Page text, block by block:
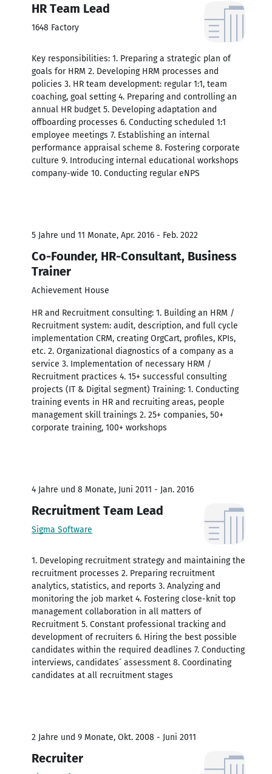
HR Team Lead
1648 Factory
Key responsibilities: 1. Preparing a strategic plan of
goals for HRM 2. Developing HRM processes and
policies 3. HR team development: regular 1:1, team
coaching, goal setting 4. Preparing and controlling an
annual HR budget 5. Developing adaptation and
offboarding processes 6. Conducting scheduled 1:1
employee meetings 7. Establishing an internal
performance appraisal scheme 8. Fostering corporate
culture 9. Introducing internal educational workshops
company-wide 10. Conducting regular eNPS
5 Jahre und 11 Monate, Apr. 2016 - Feb. 2022
Co-Founder, HR-Consultant, Business
Trainer
Achievement House
HR and Recruitment consulting: 1. Building an HRM /
Recruitment system: audit, description, and full cycle
implementation CRM, creating OrgCart, profiles, KPIs,
etc. 2. Organizational diagnostics of a company as a
service 3. Implementation of necessary HRM /
Recruitment practices 4. 15+ successful consulting
projects (IT & Digital segment) Training: 1. Conducting
training events in HR and recruiting areas, people
management skill trainings 2. 25+ companies, 50+
corporate training, 100+ workshops
4 Jahre und 8 Monate, Juni 2011 - Jan. 2016
Recruitment Team Lead
Sigma Software
1. Developing recruitment strategy and maintaining the
recruitment processes 2. Preparing recruitment
analytics, statistics, and reports 3. Analyzing and
monitoring the job market 4. Fostering close-knit top
management collaboration in all matters of
Recruitment 5. Constant professional tracking and
development of recruiters 6. Hiring the best possible
candidates within the required deadlines 7. Conducting
interviews, candidates´ assessment 8. Coordinating
candidates at all recruitment stages
2 Jahre und 9 Monate, Okt. 2008 - Juni 2011
Recruiter